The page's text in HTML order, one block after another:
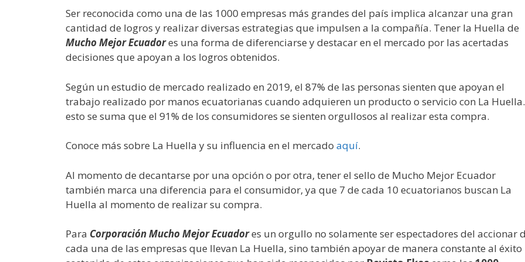
Ser reconocida como una de las 1000 empresas más grandes del país implica alcanzar una gran
cantidad de logros y realizar diversas estrategias que impulsen a la compañía. Tener la Huella de
Mucho Mejor Ecuadores una forma de diferenciarse y destacar en el mercado por las acertadas
decisiones que apoyan a los logros obtenidos.
Según un estudio de mercado realizado en 2019, el 87% de las personas sienten que apoyan el
trabajo realizado por manos ecuatorianas cuando adquieren un producto o servicio con La
esto se suma que el 91% de los consumidores se sienten orgullosos al realizar esta compra.
Conoce más sobre La Huella y su influencia en el mercado aquí.
Al momento de decantarse por una opción o por otra, tener el sello de Mucho Mejor Ecuador
también marca una diferencia para el consumidor, ya que 7 de cada 10 ecuatorianos buscan La
Huella al momento de realizar su compra.
Para Corporación Mucho Mejor Ecuadores un orgullo no solamente ser espectadores del accionar
cada una de las empresas que llevan La Huella, sino también apoyar de manera constante al éxito